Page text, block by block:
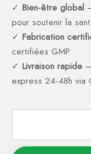
✓ Bien-être global
pour soutenir la
✓ Fabrication
certifiées GMP
✓ Livraison rapide
express 24-48h via